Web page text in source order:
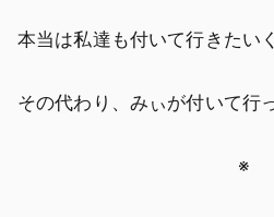
本当は私達も付いて行きたい
その代わり、みぃが付いて行
※